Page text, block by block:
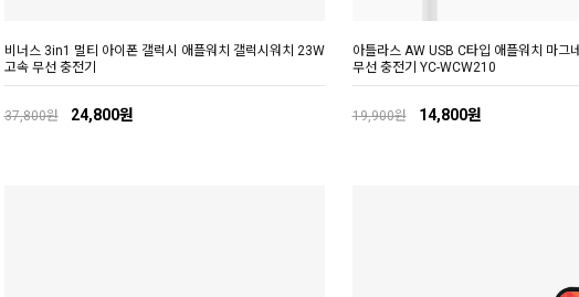
비너스 3in1 멀티 아이폰 갤럭시 애플워치 갤럭시워치 23W
고속 무선 충전기
37,800원 24,800원
아틀라스 AW USB C타입 애플워치 마그
무선 충전기 YC-WCW210
19,900원 14,800원